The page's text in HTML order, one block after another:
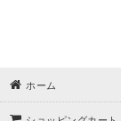
ホーム